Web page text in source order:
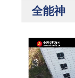
全能神